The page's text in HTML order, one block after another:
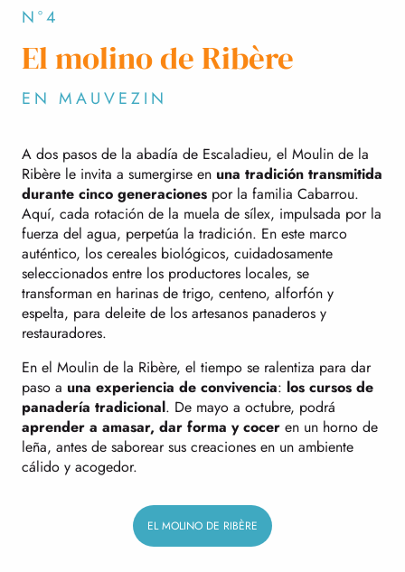
N°4
El molino de Ribère
EN MAUVEZIN
A dos pasos de la abadía de Escaladieu, el Moulin de la
Ribère le invita a sumergirse en una tradición transmitida
durante cinco generaciones por la familia Cabarrou.
Aquí, cada rotación de la muela de sílex, impulsada por la
fuerza del agua, perpetúa la tradición. En este marco
auténtico, los cereales biológicos, cuidadosamente
seleccionados entre los productores locales, se
transforman en harinas de trigo, centeno, alforfón y
espelta, para deleite de los artesanos panaderos y
restauradores.
En el Moulin de la Ribère, el tiempo se ralentiza para dar
paso a una experiencia de convivencia: los cursos de
panadería tradicional. De mayo a octubre, podrá
aprender a amasar, dar forma y cocer en un horno de
leña, antes de saborear sus creaciones en un ambiente
cálido y acogedor.
EL MOLINO DE RIBÈRE